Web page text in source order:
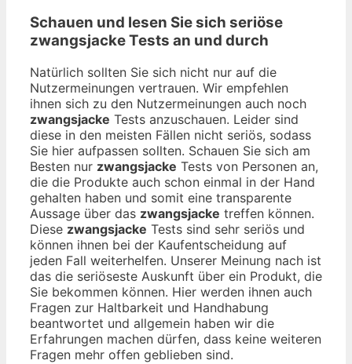
Schauen und lesen Sie sich seriöse
zwangsjackeTests an und durch
Natürlich sollten Sie sich nicht nur auf die
Nutzermeinungen vertrauen. Wir empfehlen
ihnen sich zu den Nutzermeinungen auch noch
zwangsjacke Tests anzuschauen. Leider sind
diese in den meisten Fällen nicht seriös, sodass
Sie hier aufpassen sollten. Schauen Sie sich am
Besten nur zwangsjacke Tests von Personen an,
die die Produkte auch schon einmal in der Hand
gehalten haben und somit eine transparente
Aussage über das zwangsjacke treffen können.
Diese zwangsjacke Tests sind sehr seriös und
können ihnen bei der Kaufentscheidung auf
jeden Fall weiterhelfen. Unserer Meinung nach ist
das die seriöseste Auskunft über ein Produkt, die
Sie bekommen können. Hier werden ihnen auch
Fragen zur Haltbarkeit und Handhabung
beantwortet und allgemein haben wir die
Erfahrungen machen dürfen, dass keine weiteren
Fragen mehr offen geblieben sind.